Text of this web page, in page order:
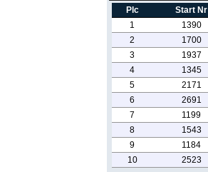
Plc Start Nr
1
1390
2
1700
3
1937
4
1345
5
2171
6
2691
7
1199
8
1543
9
1184
10
2523